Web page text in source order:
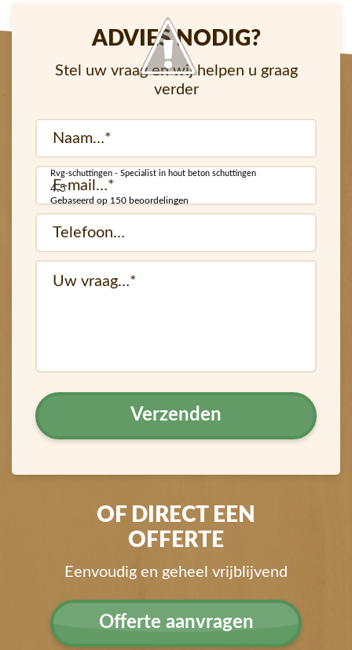
ADVIES NODIG?
Stel uw vraag en wij helpen u graag
verder
Naam
(Vereist)
mail
(Vereist)
Telefoon…
(Vereist)
Rvg-schuttingen - Specialist in hout beton schuttingen
4.5
Gebaseerd op 150 beoordelingen
OF DIRECT EEN
OFFERTE
Eenvoudig en geheel vrijblijvend
Offerte aanvragen